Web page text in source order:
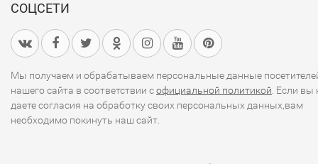
СОЦСЕТИ
Мы получаем и обрабатываем персональные данные
нашего сайта в соответствии софициальной политикой. Если вы
даете согласия на обработку своих персональных данных,вам
необходимо покинуть наш сайт.